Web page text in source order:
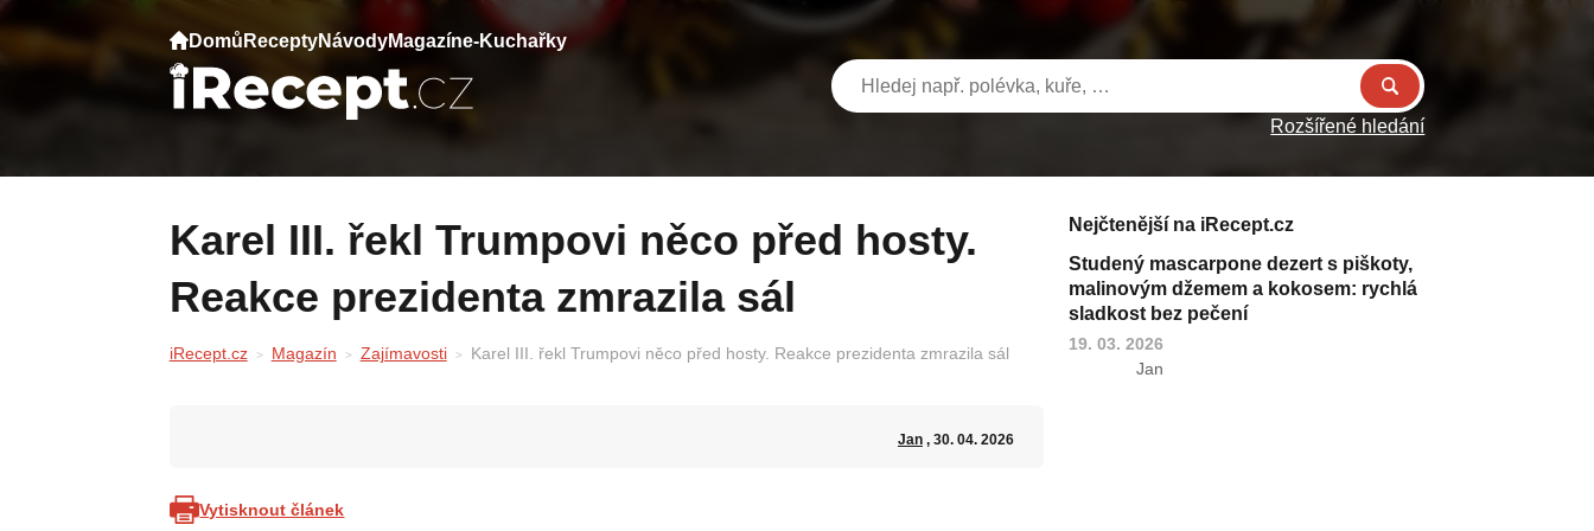
Domů ReceptyNávodyMagazíne-Kuchařky
Rozšířené hledání
Karel III. řekl Trumpovi něco před hosty.
Reakce prezidenta zmrazila sál
iRecept.cz Magazín Zajímavosti Karel III. řekl Trumpovi něco před hosty. Reakce prezidenta zmrazila sál
Jan, 30. 04. 2026
Vytisknout článek
Nejčtenější na iRecept.cz
Studený mascarpone dezert s piškoty,
malinovým džemem a kokosem: rychlá
sladkost bez pečení
19. 03. 2026
Jan